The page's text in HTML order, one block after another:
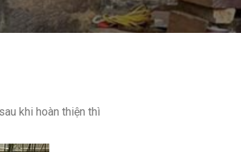
khi hoàn thiện thì